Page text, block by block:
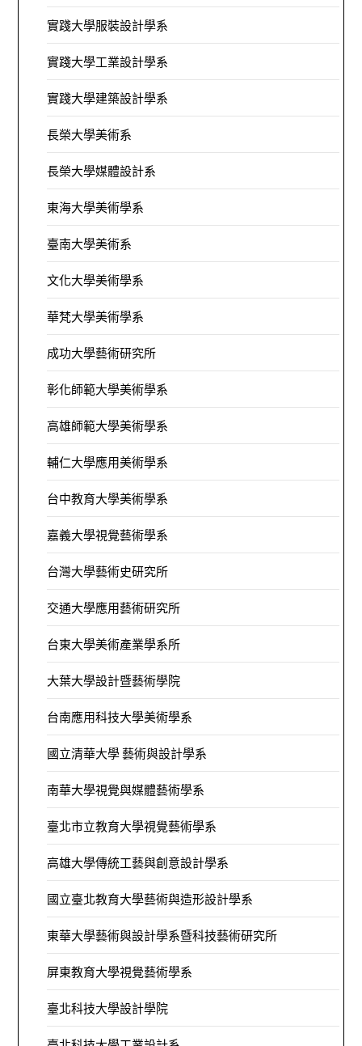
實踐大學服裝設計學系
實踐大學工業設計學系
實踐大學建築設計學系
長榮大學美術系
長榮大學媒體設計系
東海大學美術學系
臺南大學美術系
文化大學美術學系
華梵大學美術學系
成功大學藝術研究所
彰化師範大學美術學系
高雄師範大學美術學系
輔仁大學應用美術學系
台中教育大學美術學系
嘉義大學視覺藝術學系
台灣大學藝術史研究所
交通大學應用藝術研究所
台東大學美術產業學系所
大葉大學設計暨藝術學院
台南應用科技大學美術學系
國立清華大學 藝術與設計學系
南華大學視覺與媒體藝術學系
臺北市立教育大學視覺藝術學系
高雄大學傳統工藝與創意設計學系
國立臺北教育大學藝術與造形設計學系
東華大學藝術與設計學系暨科技藝術研究所
屏東教育大學視覺藝術學系
臺北科技大學設計學院